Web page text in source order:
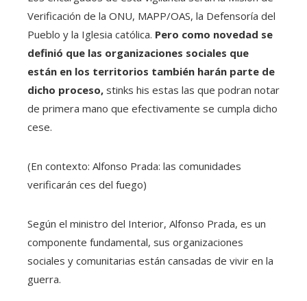
Verificación de la ONU, MAPP/OAS, la Defensoría del
Pueblo y la Iglesia católica. Pero como novedad se
definió que las organizaciones sociales que
están en los territorios también harán parte de
dicho proceso, stinks his estas las que podran notar
de primera mano que efectivamente se cumpla dicho
cese.
(En contexto: Alfonso Prada: las comunidades
verificarán ces del fuego)
Según el ministro del Interior, Alfonso Prada, es un
componente fundamental, sus organizaciones
sociales y comunitarias están cansadas de vivir en la
guerra.